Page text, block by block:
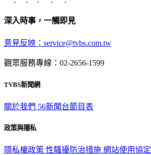
深入時事，一觸即見
意見反映：service@tvbs.com.tw
觀眾服務專線：02-2656-1599
TVBS新聞網
關於我們 56新聞台節目表
政策與隱私
隱私權政策 性騷擾防治措施 網站使用協定